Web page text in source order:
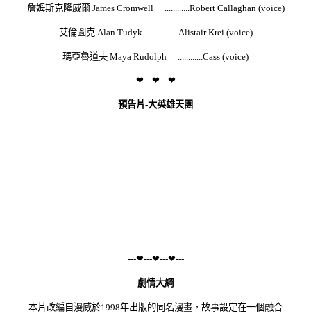
詹姆斯克隆威爾 James Cromwell ............Robert Callaghan (voice)
艾倫圖克 Alan Tudyk ............Alistair Krei (voice)
瑪亞魯道夫 Maya Rudolph ............Cass (voice)
---❤---❤---❤---
預告片-大英雄天團
---❤---❤---❤---
劇情大綱
本片改編自漫威於1998年出版的同名漫畫，故事設定在一個融合